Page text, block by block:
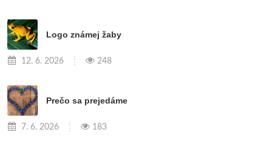
Logo známej žaby
12. 6. 2026 248
Prečo sa prejedáme
7. 6. 2026 183